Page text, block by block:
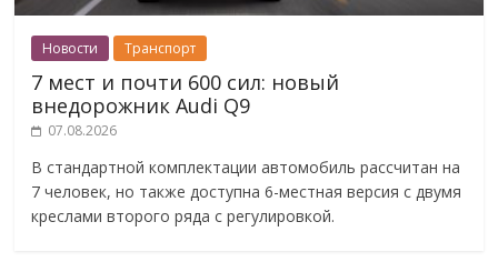
Новости Транспорт
7 мест и почти 600 сил: новый
внедорожник Audi Q9
07.08.2026
В стандартной комплектации автомобиль рассчитан на
7 человек, но также доступна 6-местная версия с двумя
креслами второго ряда с регулировкой.